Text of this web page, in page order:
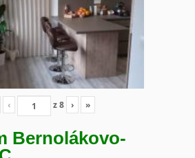
‹ z8 › »
Bernolákovo-